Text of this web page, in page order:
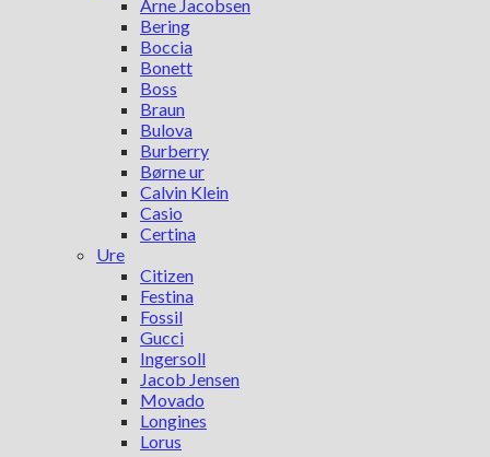
Arne Jacobsen
Bering
Boccia
Bonett
Boss
Braun
Bulova
Burberry
Børne ur
Calvin Klein
Casio
Certina
Ure
Citizen
Festina
Fossil
Gucci
Ingersoll
Jacob Jensen
Movado
Longines
Lorus